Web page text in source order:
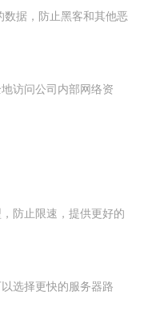
据，防止黑客和其他恶
访问公司内部网络资
防止限速，提供更好的
选择更快的服务器路